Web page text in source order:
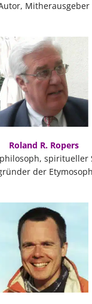
Mitherausgeber
Roland R. Ropers
spiritueller
der